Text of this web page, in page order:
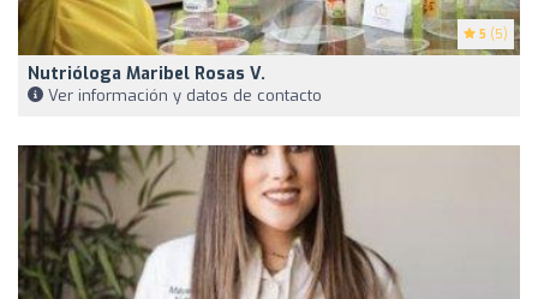
5 (5)
Nutrióloga Maribel Rosas V.
Ver información y datos de contacto